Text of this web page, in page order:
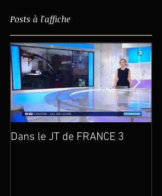
Posts à l'affiche
Dans le JT de FRANCE 3